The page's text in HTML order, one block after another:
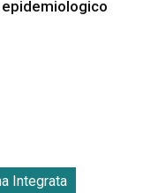
epidemiologico
Integrata